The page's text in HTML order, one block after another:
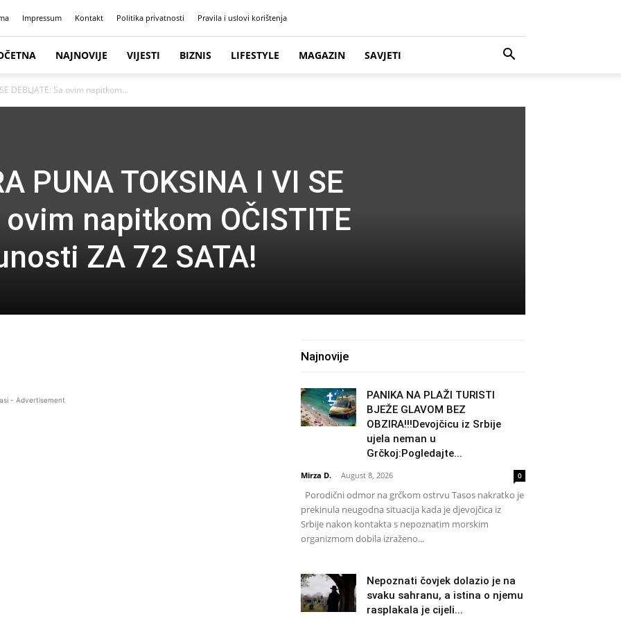
Impressum Kontakt Politika privatnosti Pravila i uslovi korištenja
NAJNOVIJE VIJESTI BIZNIS LIFESTYLE MAGAZIN SAVJETI
DEBLJATE: Sa ovim napitkom...
PUNA TOKSINA I VI SE
ovim napitkom OČISTITE
ZA 72 SATA!
- Advertisement
Najnovije
PANIKA NA PLAŽI TURISTI
BJEŽE GLAVOM BEZ
OBZIRA!!!Devojčicu iz Srbije
ujela neman u
Grčkoj:Pogledajte...
Mirza D. - August 8, 2026 0
Porodični odmor na grčkom ostrvu Tasos nakratko je
prekinula neugodna situacija kada je djevojčica iz
Srbije nakon kontakta s nepoznatim morskim
organizmom dobila izraženo...
Nepoznati čovjek dolazio je na
svaku sahranu, a istina o njemu
rasplakala je cijeli...